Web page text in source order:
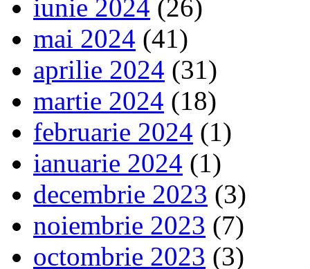
iunie 2024 (26)
mai 2024 (41)
aprilie 2024 (31)
martie 2024 (18)
februarie 2024 (1)
ianuarie 2024 (1)
decembrie 2023 (3)
noiembrie 2023 (7)
octombrie 2023 (3)